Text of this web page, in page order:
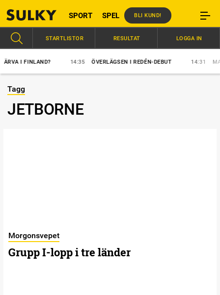
SPORT SPEL BLI KUND!
I FINLAND? 14:35 ÖVERLÄGSEN I REDÉN-DEBUT 14:31
STARTLISTOR RESULTAT LOGGA IN
Tagg
JETBORNE
Morgonsvepet
Grupp I-lopp i tre länder